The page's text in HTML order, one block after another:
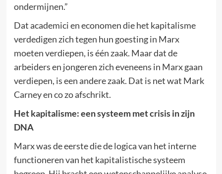
ondermijnen.”
Dat academici en economen die het kapitalisme
verdedigen zich tegen hun goesting in Marx
moeten verdiepen, is één zaak. Maar dat de
arbeiders en jongeren zich eveneens in Marx gaan
verdiepen, is een andere zaak. Dat is net wat Mark
Carney en co zo afschrikt.
Het kapitalisme: een systeem met crisis in zijn
DNA
Marx was de eerste die de logica van het interne
functioneren van het kapitalistische systeem